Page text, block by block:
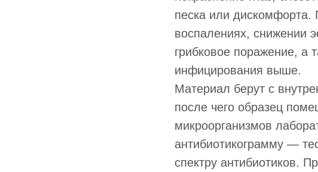
песка или
воспалениях, снижении
грибковое поражение, а
инфицирования выше.
Материал берут с
после чего образец
микроорганизмов
антибиотикограмму —
спектру антибиотиков.